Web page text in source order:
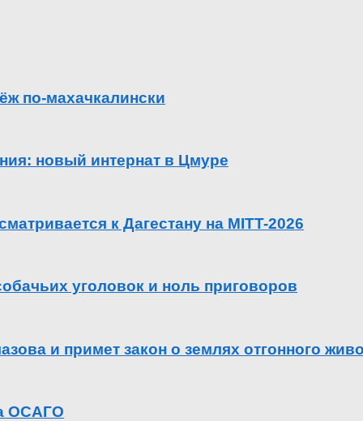
по-махачкалински
новый интернат в Цмуре
к Дагестану на MITT-2026
уголовок и ноль приговоров
и примет закон о землях отгонного
ОСАГО